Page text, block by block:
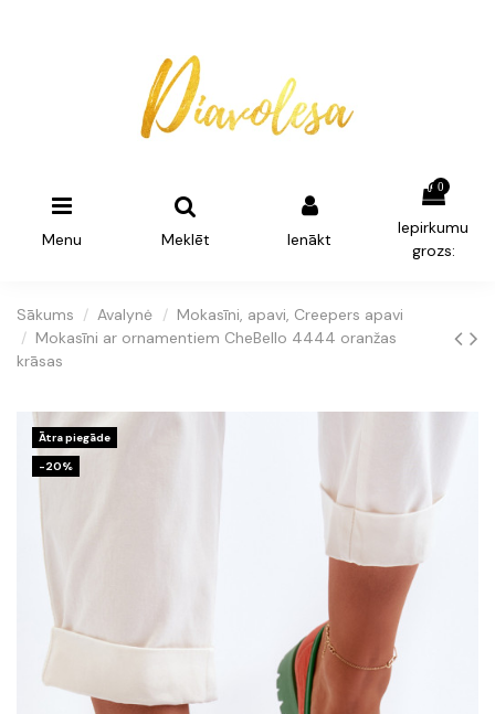
Menu Meklēt Ienākt
0
Iepirkumu
grozs:
Sākums Avalynė
Mokasīni, apavi, Creepers apavi
Mokasīni ar ornamentiem CheBello 4444 oranžas
krāsas
Ātra piegāde
-20%